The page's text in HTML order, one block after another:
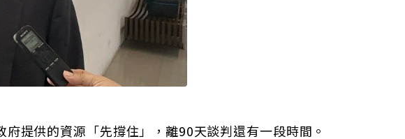
提供的資源「先撐住」，離90天談判還有一段時間。